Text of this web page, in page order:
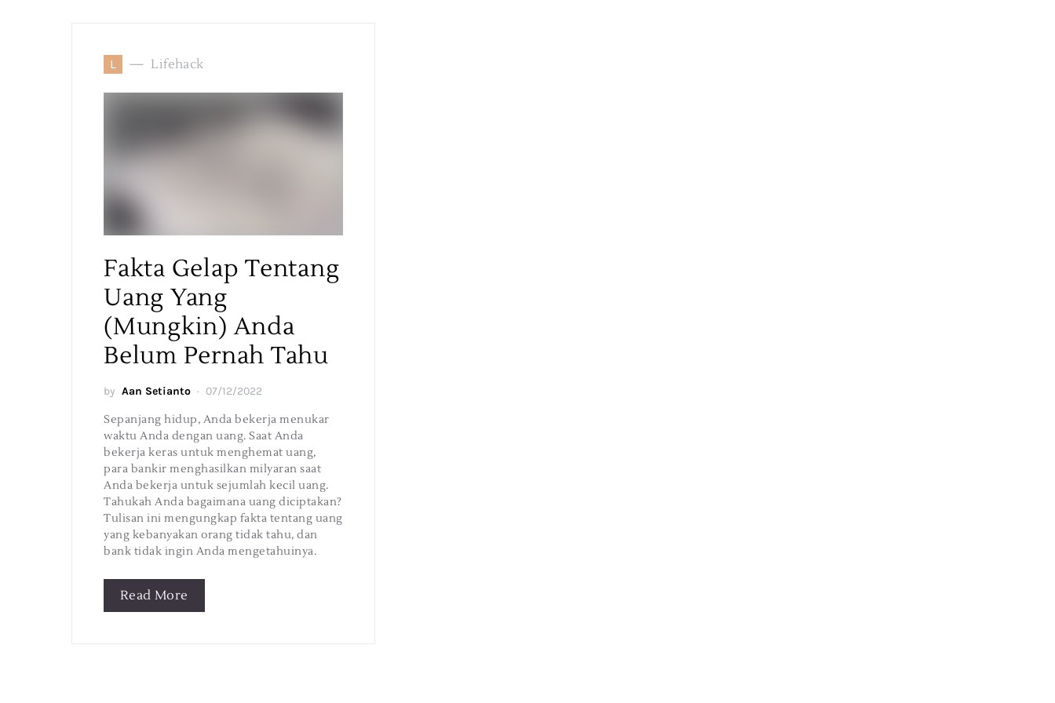
L Lifehack
Fakta Gelap Tentang
Uang Yang
(Mungkin) Anda
Belum Pernah Tahu
by Aan Setianto 07/12/2022
Sepanjang hidup, Anda bekerja menukar
waktu Anda dengan uang. Saat Anda
bekerja keras untuk menghemat uang,
para bankir menghasilkan milyaran saat
Anda bekerja untuk sejumlah kecil uang.
Tahukah Anda bagaimana uang diciptakan?
Tulisan ini mengungkap fakta tentang uang
yang kebanyakan orang tidak tahu, dan
bank tidak ingin Anda mengetahuinya.
Read More